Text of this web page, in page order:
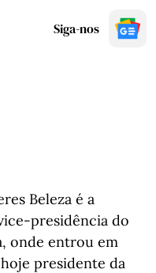
Siga-nos
Beleza é a
presidência do
onde entrou em
presidente da